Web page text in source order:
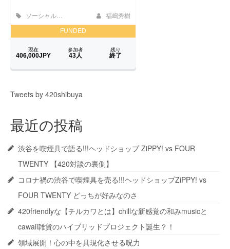
Tweets by 420shibuya
最近の投稿
渋谷を喫煙具で語る!!!ヘッドショップ ZiPPY! vs FOUR
TWENTY 【420対談の裏側】
コロナ禍の渋谷で喫煙具を売る!!!ヘッドショップZiPPY! vs
FOUR TWENTY どっちが好みなのさ
420friendlyな【チルカワとは】chillな新感覚の和みmusicと
cawaii雑貨のハイブリッドプロジェクト誕生？！
領域展開！心の中を具現化させる呪力